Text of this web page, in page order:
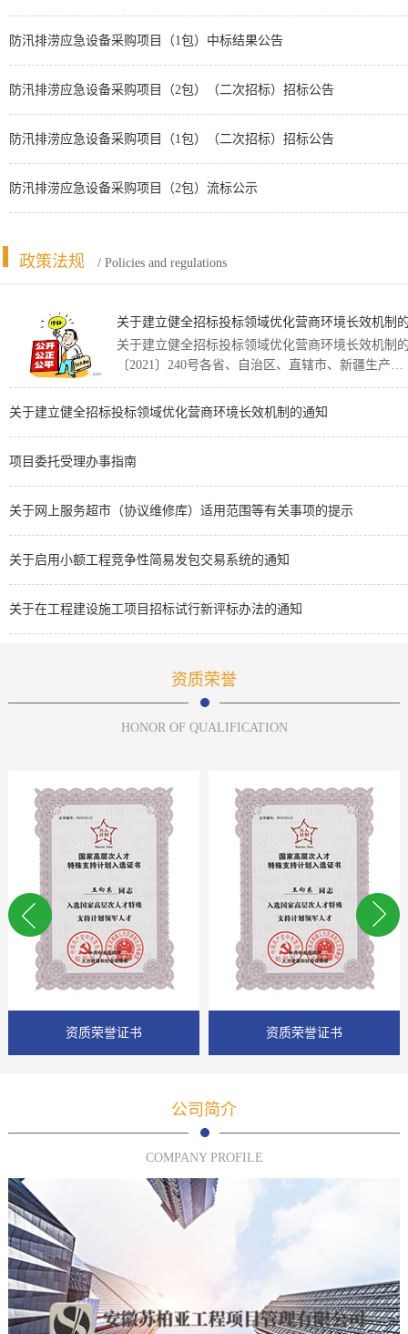
防汛排涝应急设备采购项目（1包）中标结果公告
防汛排涝应急设备采购项目（2包）（二次招标）招标公告
防汛排涝应急设备采购项目（1包）（二次招标）招标公告
防汛排涝应急设备采购项目（2包）流标公示
政策法规 / Policies and regulations
关于建立健全招标投标领域优化营商环境长效机制
关于建立健全招标投标领域优化营商环境长效机制
〔2021〕240号各省、自治区、直辖市、新疆生产…
关于建立健全招标投标领域优化营商环境长效机制的通知
项目委托受理办事指南
关于网上服务超市（协议维修库）适用范围等有关事项的提示
关于启用小额工程竞争性简易发包交易系统的通知
关于在工程建设施工项目招标试行新评标办法的通知
资质荣誉
HONOR OF QUALIFICATION
资质荣誉证书 资质荣誉证书
公司简介
COMPANY PROFILE